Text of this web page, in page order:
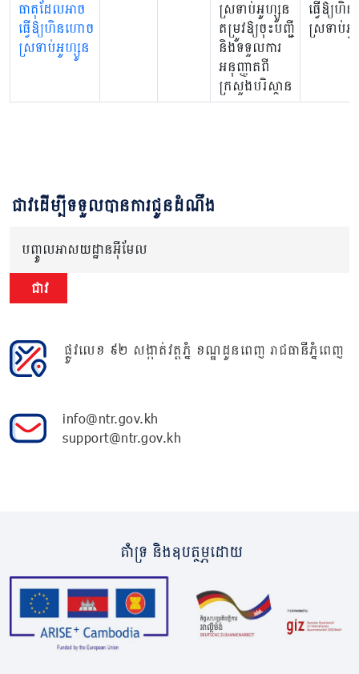
ធាតុដែលអាច
ធ្វើឱ្យហិនហោច
ស្រទាប់អូហ្សូន
ស្រទាប់អូហ្សូន
តម្រូវឱ្យចុះបញ្ជី
និងទទួលការ
អនុញ្ញាតពី
ក្រសួងបរិស្ថាន
ធ្វើឱ្យហិ
ស្រទាប់អូ
ជាវដើម្បីទទួលបានការជូនដំណឹង
បញ្ចូលអាសយដ្ឋានអ៊ីមែល
ជាវ
ផ្លូវលេខ ៩២ សង្កាត់វត្តភ្នំ ខណ្ឌដូនពេញ រាជធានីភ្នំពេញ
info@ntr.gov.kh
support@ntr.gov.kh
គាំទ្រ និងឧបត្ថម្ភដោយ